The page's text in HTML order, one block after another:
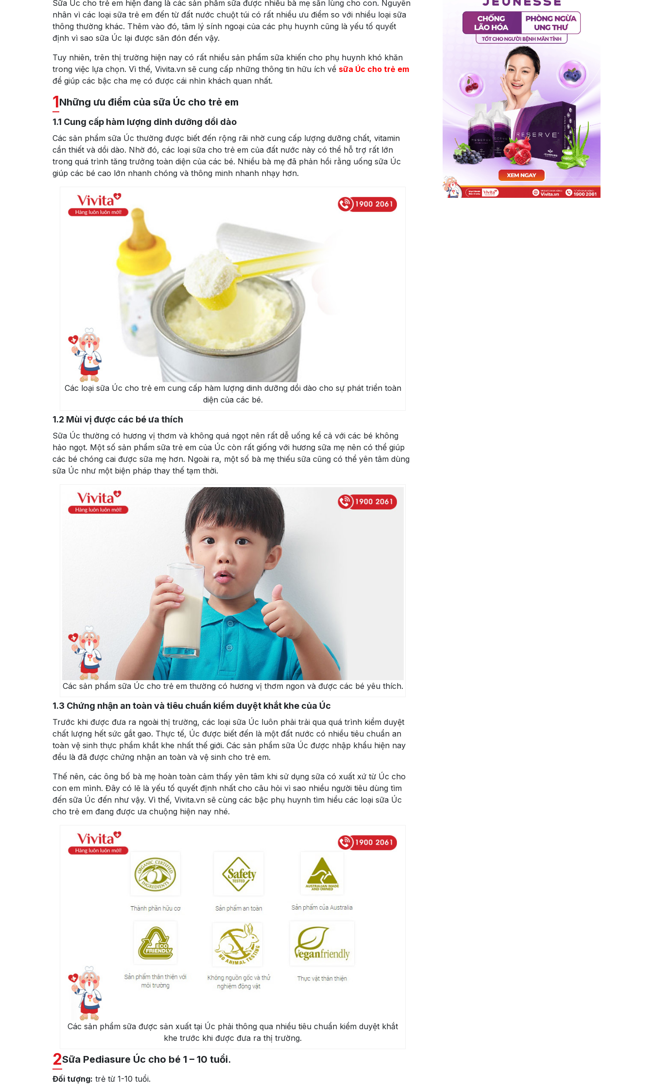
Sữa Úc cho trẻ em hiện đang là các sản phẩm sữa được nhiều bà mẹ săn lùng cho con. Nguyên
nhân vì các loại sữa trẻ em đến từ đất nước chuột túi có rất nhiều ưu điểm so với nhiều loại sữa
thông thường khác. Thêm vào đó, tâm lý sính ngoại của các phụ huynh cũng là yếu tố quyết
định vì sao sữa Úc lại được săn đón đến vậy.
Tuy nhiên, trên thị trường hiện nay có rất nhiều sản phẩm sữa khiến cho phụ huynh khó khăn
trong việc lựa chọn. Vì thế, Vivita.vn sẽ cung cấp những thông tin hữu ích về sữa Úc cho trẻ em
để giúp các bậc cha mẹ có được cái nhìn khách quan nhất.
1Những ưu điểm của sữa Úc cho trẻ em
1.1 Cung cấp hàm lượng dinh dưỡng dồi dào
Các sản phẩm sữa Úc thường được biết đến rộng rãi nhờ cung cấp lượng dưỡng chất, vitamin
cần thiết và dồi dào. Nhờ đó, các loại sữa cho trẻ em của đất nước này có thể hỗ trợ rất lớn
trong quá trình tăng trưởng toàn diện của các bé. Nhiều bà mẹ đã phản hồi rằng uống sữa Úc
giúp các bé cao lớn nhanh chóng và thông minh nhanh nhạy hơn.
Các loại sữa Úc cho trẻ em cung cấp hàm lượng dinh dưỡng dồi dào cho sự phát triển toàn
diện của các bé.
1.2 Mùi vị được các bé ưa thích
Sữa Úc thường có hương vị thơm và không quá ngọt nên rất dễ uống kể cả với các bé không
hảo ngọt. Một số sản phẩm sữa trẻ em của Úc còn rất giống với hương sữa mẹ nên có thể giúp
các bé chóng cai được sữa mẹ hơn. Ngoài ra, một số bà mẹ thiếu sữa cũng có thể yên tâm dùng
sữa Úc như một biện pháp thay thế tạm thời.
Các sản phẩm sữa Úc cho trẻ em thường có hương vị thơm ngon và được các bé yêu thích.
1.3 Chứng nhận an toàn và tiêu chuẩn kiểm duyệt khắt khe của Úc
Trước khi được đưa ra ngoài thị trường, các loại sữa Úc luôn phải trải qua quá trình kiểm duyệt
chất lượng hết sức gắt gao. Thực tế, Úc được biết đến là một đất nước có nhiều tiêu chuẩn an
toàn vệ sinh thực phẩm khắt khe nhất thế giới. Các sản phẩm sữa Úc được nhập khẩu hiện nay
đều là đã được chứng nhận an toàn và vệ sinh cho trẻ em.
Thế nên, các ông bố bà mẹ hoàn toàn cảm thấy yên tâm khi sử dụng sữa có xuất xứ từ Úc cho
con em mình. Đây có lẽ là yếu tố quyết định nhất cho câu hỏi vì sao nhiều người tiêu dùng tìm
đến sữa Úc đến như vậy. Vì thế, Vivita.vn sẽ cùng các bậc phụ huynh tìm hiểu các loại sữa Úc
cho trẻ em đang được ưa chuộng hiện nay nhé.
Các sản phẩm sữa được sản xuất tại Úc phải thông qua nhiều tiêu chuẩn kiểm duyệt khắt
khe trước khi được đưa ra thị trường.
2Sữa Pediasure Úc cho bé 1 – 10 tuổi.
Đối tượng: trẻ từ 1-10 tuổi.